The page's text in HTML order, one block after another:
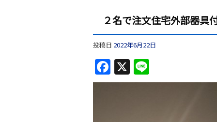
b
o
o
k
２名で注文住宅外部器具
投稿日 2022年6月22日
F
a
X
n